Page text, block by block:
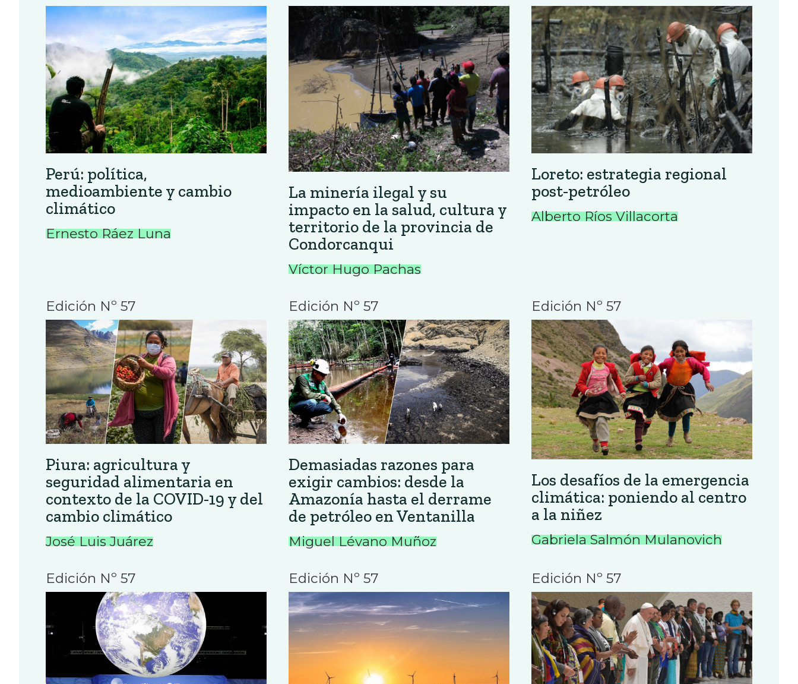
Perú: política,
medioambiente y cambio
climático
Ernesto Ráez Luna
La minería ilegal y su
impacto en la salud, cultura y
territorio de la provincia de
Condorcanqui
Víctor Hugo Pachas
Loreto: estrategia regional
post-petróleo
Alberto Ríos Villacorta
Edición Nº 57
Piura: agricultura y
seguridad alimentaria en
contexto de la COVID-19 y del
cambio climático
José Luis Juárez
Edición Nº 57
Demasiadas razones para
exigir cambios: desde la
Amazonía hasta el derrame
de petróleo en Ventanilla
Miguel Lévano Muñoz
Edición Nº 57
Los desafíos de la emergencia
climática: poniendo al centro
a la niñez
Gabriela Salmón Mulanovich
Edición Nº 57 Edición Nº 57 Edición Nº 57